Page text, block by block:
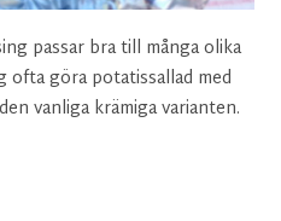
passar bra till många olika
ofta göra potatissallad med
vanliga krämiga varianten.